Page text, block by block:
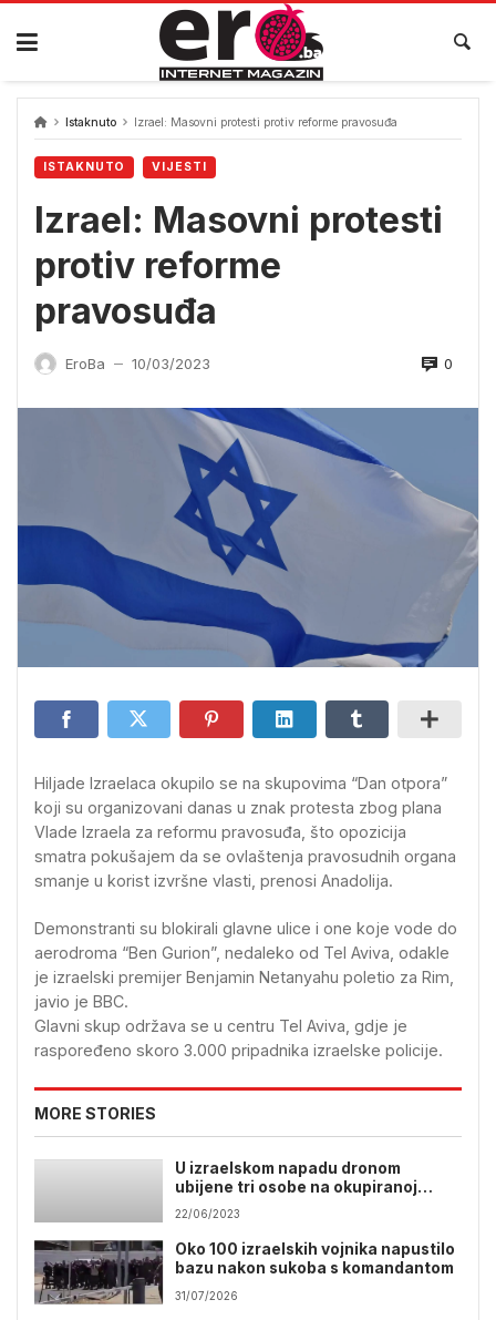
Skip
content
Istaknuto Izrael: Masovni protesti protiv reforme pravosuđa
ISTAKNUTO VIJESTI
Izrael: Masovni protesti
protiv reforme
pravosuđa
EroBa — 10/03/2023 0
Hiljade Izraelaca okupilo se na skupovima “Dan otpora”
koji su organizovani danas u znak protesta zbog plana
Vlade Izraela za reformu pravosuđa, što opozicija
smatra pokušajem da se ovlaštenja pravosudnih organa
smanje u korist izvršne vlasti, prenosi Anadolija.
Demonstranti su blokirali glavne ulice i one koje vode do
aerodroma “Ben Gurion”, nedaleko od Tel Aviva, odakle
je izraelski premijer Benjamin Netanyahu poletio za Rim,
javio je BBC.
Glavni skup održava se u centru Tel Aviva, gdje je
raspoređeno skoro 3.000 pripadnika izraelske policije.
MORE STORIES
U izraelskom napadu dronom
ubijene tri osobe na okupiranoj
Zapadnoj obali
22/06/2023
Oko 100 izraelskih vojnika napustilo
bazu nakon sukoba s komandantom
31/07/2026